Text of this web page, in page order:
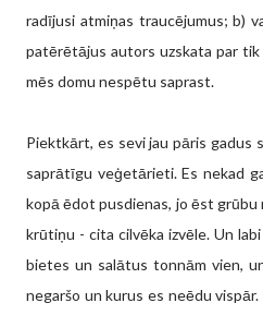
radījusi atmiņas traucējumus; b)
patērētājus autors uzskata par tik
mēs domu nespētu saprast.
Piektkārt, es sevi jau pāris gadus
saprātīgu veģetārieti. Es nekad
kopā ēdot pusdienas, jo ēst grūbu
krūtiņu - cita cilvēka izvēle. Un
bietes un salātus tonnām vien,
negaršo un kurus es neēdu